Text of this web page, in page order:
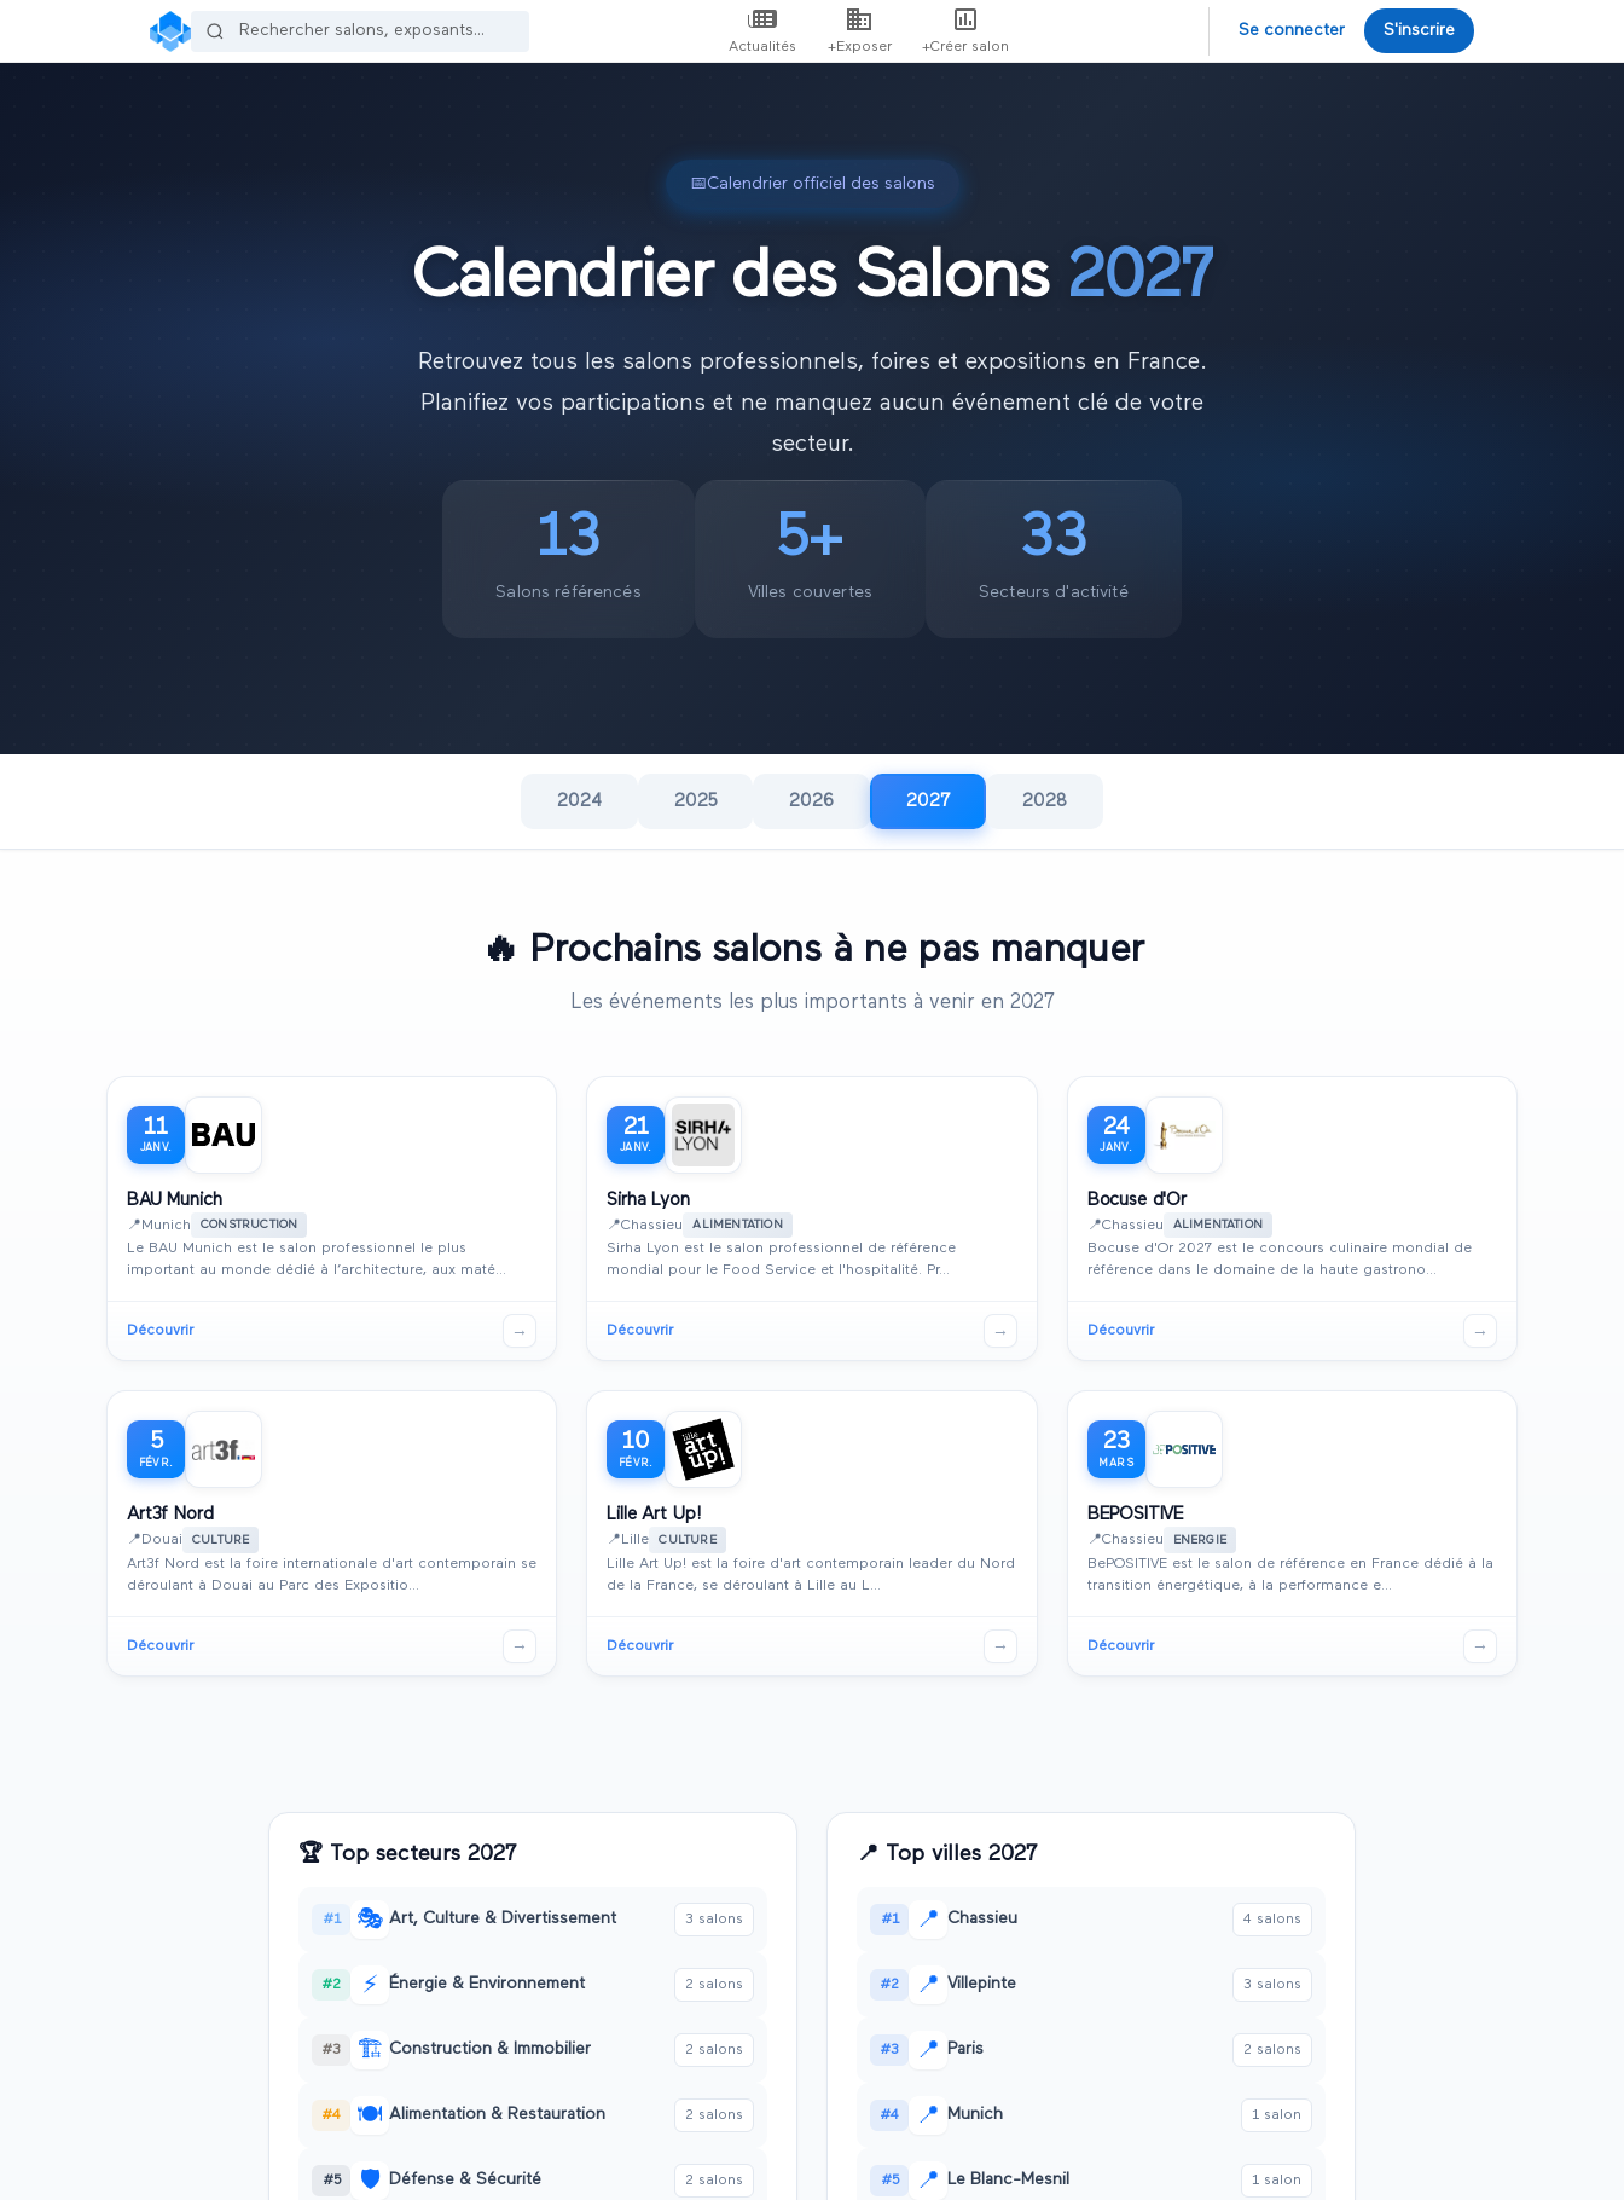
Actualités +Exposer +Créer salon
Se connecter S'inscrire
📅Calendrier officiel des salons
Calendrier des Salons 2027
Retrouvez tous les salons professionnels, foires et expositions en France.
Planifiez vos participations et ne manquez aucun événement clé de votre
secteur.
13
Salons référencés
5+
Villes couvertes
33
Secteurs d'activité
2024 2025 2026 2027 2028
🔥 Prochains salons à ne pas manquer
Les événements les plus importants à venir en 2027
11
JANV.
BAU Munich
📍 Munich CONSTRUCTION
Le BAU Munich est le salon professionnel le plus
important au monde dédié à l’architecture, aux maté...
Découvrir →
21
JANV.
Sirha Lyon
📍Chassieu ALIMENTATION
Sirha Lyon est le salon professionnel de référence
mondial pour le Food Service et l'hospitalité. Pr...
Découvrir →
24
JANV.
Bocuse d'Or
📍Chassieu ALIMENTATION
Bocuse d'Or 2027 est le concours culinaire mondial de
référence dans le domaine de la haute gastrono...
Découvrir →
5
FÉVR.
Art3f Nord
📍 Douai CULTURE
Art3f Nord est la foire internationale d'art contemporain se
déroulant à Douai au Parc des Expositio...
Découvrir →
10
FÉVR.
Lille Art Up!
📍 Lille CULTURE
Lille Art Up! est la foire d'art contemporain leader du Nord
de la France, se déroulant à Lille au L...
Découvrir →
23
MARS
BEPOSITIVE
📍Chassieu ENERGIE
BePOSITIVE est le salon de référence en France dédié à la
transition énergétique, à la performance e...
Découvrir →
🏆 Top secteurs 2027
#1 🎭 Art, Culture & Divertissement 3 salons
#2 ⚡ Énergie & Environnement 2 salons
#3 🏗️ Construction & Immobilier 2 salons
#4 🍽️ Alimentation & Restauration 2 salons
#5 🛡️ Défense & Sécurité 2 salons
📍 Top villes 2027
#1 📍 Chassieu 4 salons
#2 📍 Villepinte 3 salons
#3 📍 Paris 2 salons
#4 📍 Munich 1 salon
#5 📍 Le Blanc-Mesnil 1 salon